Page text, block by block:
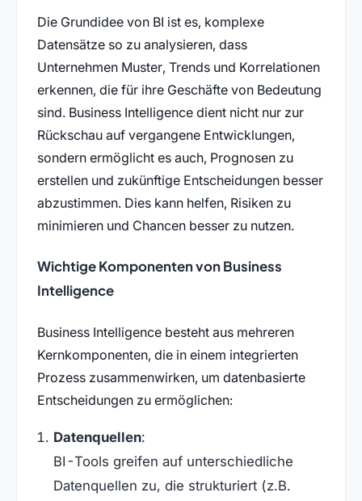
Die Grundidee von BI ist es, komplexe
Datensätze so zu analysieren, dass
Unternehmen Muster, Trends und Korrelationen
erkennen, die für ihre Geschäfte von Bedeutung
sind. Business Intelligence dient nicht nur zur
Rückschau auf vergangene Entwicklungen,
sondern ermöglicht es auch, Prognosen zu
erstellen und zukünftige Entscheidungen besser
abzustimmen. Dies kann helfen, Risiken zu
minimieren und Chancen besser zu nutzen.
Wichtige Komponenten von Business
Intelligence
Business Intelligence besteht aus mehreren
Kernkomponenten, die in einem integrierten
Prozess zusammenwirken, um datenbasierte
Entscheidungen zu ermöglichen:
Datenquellen:
BI-Tools greifen auf unterschiedliche
Datenquellen zu, die strukturiert (z.B.